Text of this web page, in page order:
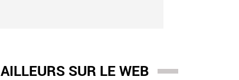
AILLEURS SUR LE WEB